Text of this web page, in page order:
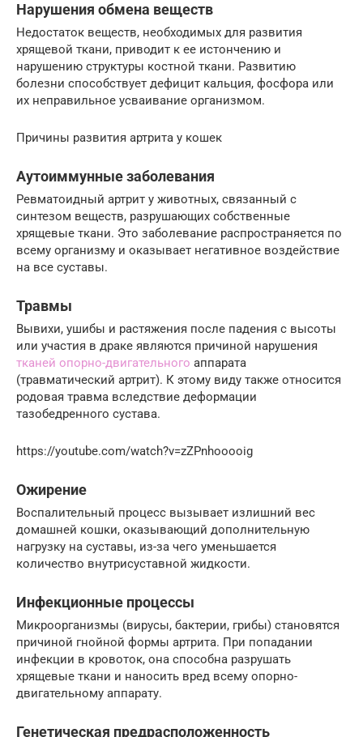
Нарушения обмена веществ
Недостаток веществ, необходимых для развития
хрящевой ткани, приводит к ее истончению и
нарушению структуры костной ткани. Развитию
болезни способствует дефицит кальция, фосфора или
их неправильное усваивание организмом.
Причины развития артрита у кошек
Аутоиммунные заболевания
Ревматоидный артрит у животных, связанный с
синтезом веществ, разрушающих собственные
хрящевые ткани. Это заболевание распространяется по
всему организму и оказывает негативное воздействие
на все суставы.
Травмы
Вывихи, ушибы и растяжения после падения с высоты
или участия в драке являются причиной нарушения
тканей опорно-двигательного аппарата
(травматический артрит). К этому виду также относится
родовая травма вследствие деформации
тазобедренного сустава.
https://youtube.com/watch?v=zZPnhooooig
Ожирение
Воспалительный процесс вызывает излишний вес
домашней кошки, оказывающий дополнительную
нагрузку на суставы, из-за чего уменьшается
количество внутрисуставной жидкости.
Инфекционные процессы
Микроорганизмы (вирусы, бактерии, грибы) становятся
причиной гнойной формы артрита. При попадании
инфекции в кровоток, она способна разрушать
хрящевые ткани и наносить вред всему опорно-
двигательному аппарату.
Генетическая предрасположенность